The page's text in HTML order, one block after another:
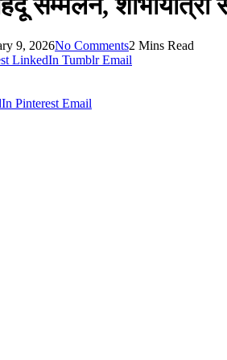
सम्मेलन, शोभायात्रा
9, 2026No Comments2 Mins Read
LinkedIn Tumblr Email
Pinterest Email